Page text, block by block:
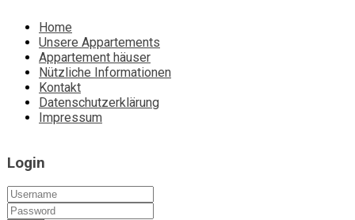
Home
Unsere Appartements
Appartement häuser
Nützliche Informationen
Kontakt
Datenschutzerklärung
Impressum
Login